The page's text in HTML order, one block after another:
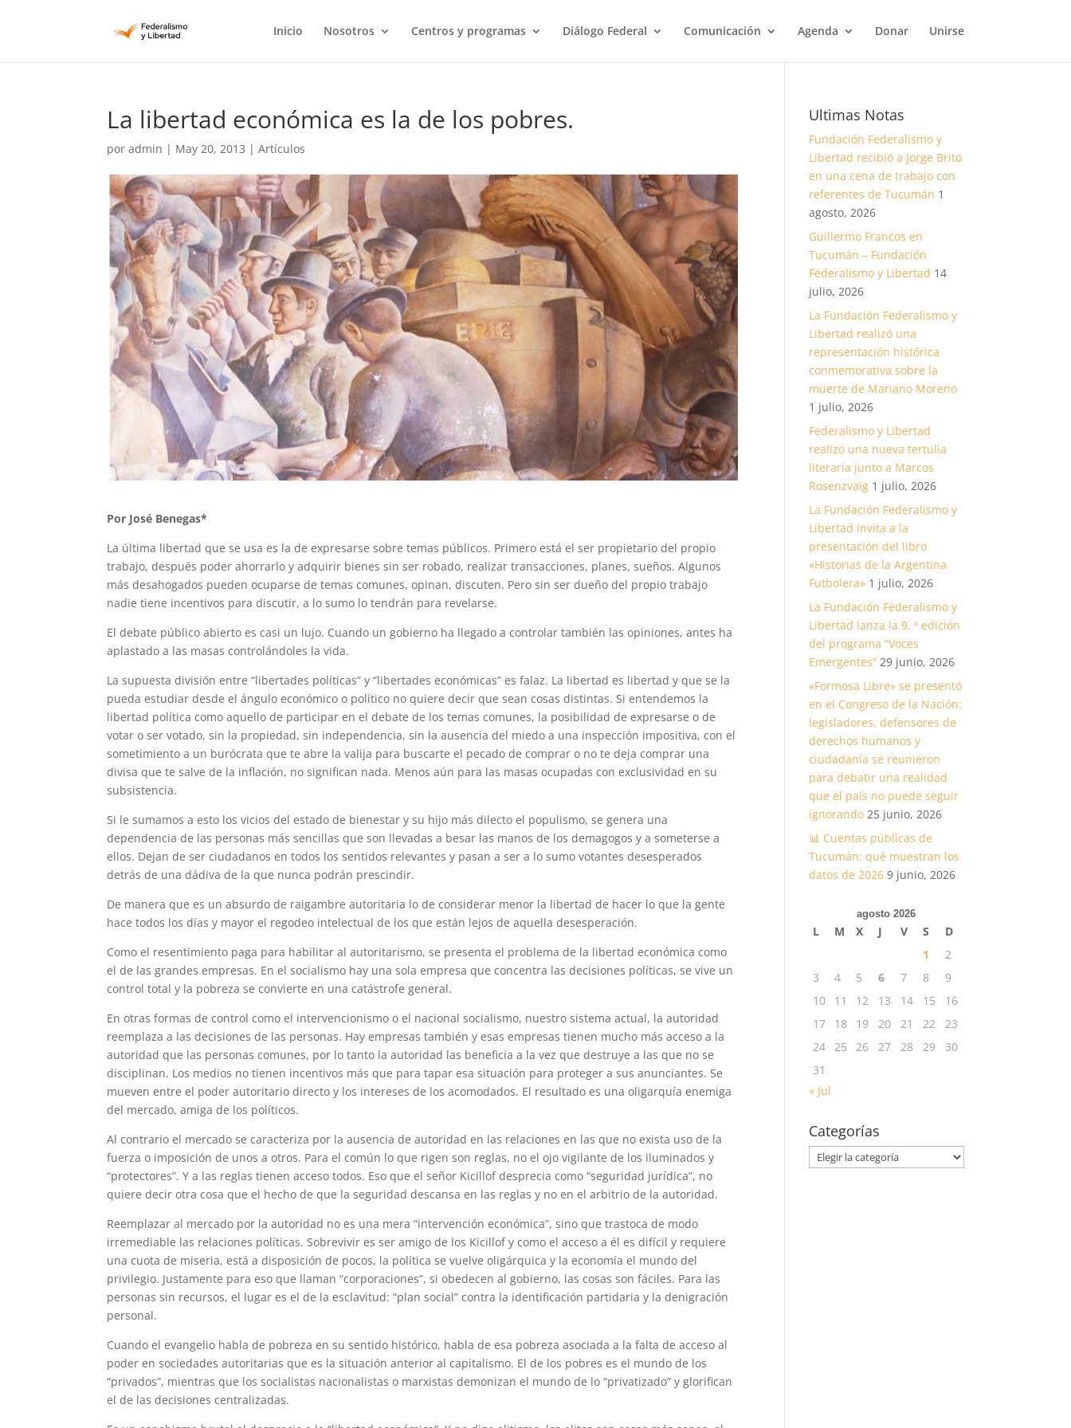
Inicio Nosotros Centros y programas Diálogo Federal Comunicación Agenda Donar Unirse
La libertad económica es la de los pobres.
poradmin | May 20, 2013 |Artículos
Por José Benegas*
La última libertad que se usa es la de expresarse sobre temas públicos. Primero está el ser propietario del propio
trabajo, después poder ahorrarlo y adquirir bienes sin ser robado, realizar transacciones, planes, sueños. Algunos
más desahogados pueden ocuparse de temas comunes, opinan, discuten. Pero sin ser dueño del propio trabajo
nadie tiene incentivos para discutir, a lo sumo lo tendrán para revelarse.
El debate público abierto es casi un lujo. Cuando un gobierno ha llegado a controlar también las opiniones, antes ha
aplastado a las masas controlándoles la vida.
La supuesta división entre “libertades políticas” y “libertades económicas” es falaz. La libertad es libertad y que se la
pueda estudiar desde el ángulo económico o político no quiere decir que sean cosas distintas. Si entendemos la
libertad política como aquello de participar en el debate de los temas comunes, la posibilidad de expresarse o de
votar o ser votado, sin la propiedad, sin independencia, sin la ausencia del miedo a una inspección impositiva, con el
sometimiento a un burócrata que te abre la valija para buscarte el pecado de comprar o no te deja comprar una
divisa que te salve de la inflación, no significan nada. Menos aún para las masas ocupadas con exclusividad en su
subsistencia.
Si le sumamos a esto los vicios del estado de bienestar y su hijo más dilecto el populismo, se genera una
dependencia de las personas más sencillas que son llevadas a besar las manos de los demagogos y a someterse a
ellos. Dejan de ser ciudadanos en todos los sentidos relevantes y pasan a ser a lo sumo votantes desesperados
detrás de una dádiva de la que nunca podrán prescindir.
De manera que es un absurdo de raigambre autoritaria lo de considerar menor la libertad de hacer lo que la gente
hace todos los días y mayor el regodeo intelectual de los que están lejos de aquella desesperación.
Como el resentimiento paga para habilitar al autoritarismo, se presenta el problema de la libertad económica como
el de las grandes empresas. En el socialismo hay una sola empresa que concentra las decisiones políticas, se vive un
control total y la pobreza se convierte en una catástrofe general.
En otras formas de control como el intervencionismo o el nacional socialismo, nuestro sistema actual, la autoridad
reemplaza a las decisiones de las personas. Hay empresas también y esas empresas tienen mucho más acceso a la
autoridad que las personas comunes, por lo tanto la autoridad las beneficia a la vez que destruye a las que no se
disciplinan. Los medios no tienen incentivos más que para tapar esa situación para proteger a sus anunciantes. Se
mueven entre el poder autoritario directo y los intereses de los acomodados. El resultado es una oligarquía enemiga
del mercado, amiga de los políticos.
Al contrario el mercado se caracteriza por la ausencia de autoridad en las relaciones en las que no exista uso de la
fuerza o imposición de unos a otros. Para el común lo que rigen son reglas, no el ojo vigilante de los iluminados y
“protectores”. Y a las reglas tienen acceso todos. Eso que el señor Kicillof desprecia como “seguridad jurídica”, no
quiere decir otra cosa que el hecho de que la seguridad descansa en las reglas y no en el arbitrio de la autoridad.
Reemplazar al mercado por la autoridad no es una mera “intervención económica”, sino que trastoca de modo
irremediable las relaciones políticas. Sobrevivir es ser amigo de los Kicillof y como el acceso a él es difícil y requiere
una cuota de miseria, está a disposición de pocos, la política se vuelve oligárquica y la economía el mundo del
privilegio. Justamente para eso que llaman “corporaciones”, si obedecen al gobierno, las cosas son fáciles. Para las
personas sin recursos, el lugar es el de la esclavitud: “plan social” contra la identificación partidaria y la denigración
personal.
Cuando el evangelio habla de pobreza en su sentido histórico, habla de esa pobreza asociada a la falta de acceso al
poder en sociedades autoritarias que es la situación anterior al capitalismo. El de los pobres es el mundo de los
“privados”, mientras que los socialistas nacionalistas o marxistas demonizan el mundo de lo “privatizado” y glorifican
el de las decisiones centralizadas.
Ultimas Notas
Fundación Federalismo y
Libertad recibió a Jorge Brito
en una cena de trabajo con
referentes de Tucumán 1
agosto, 2026
Guillermo Francos en
Tucumán – Fundación
Federalismo y Libertad 14
julio, 2026
La Fundación Federalismo y
Libertad realizó una
representación histórica
conmemorativa sobre la
muerte de Mariano Moreno
1 julio, 2026
Federalismo y Libertad
realizó una nueva tertulia
literaria junto a Marcos
Rosenzvaig 1 julio, 2026
La Fundación Federalismo y
Libertad invita a la
presentación del libro
«Historias de la Argentina
Futbolera» 1 julio, 2026
La Fundación Federalismo y
Libertad lanza la 9. ª edición
del programa “Voces
Emergentes” 29 junio, 2026
«Formosa Libre» se presentó
en el Congreso de la Nación:
legisladores, defensores de
derechos humanos y
ciudadanía se reunieron
para debatir una realidad
que el país no puede seguir
ignorando 25 junio, 2026
📊 Cuentas públicas de
Tucumán: qué muestran los
datos de 2026 9 junio, 2026
agosto 2026
L M X J V S
D
1
2
3
4 5 6 7 8
9
10
11 12 13 14 15
16
17
18 19 20 21 22
23
24 25 26 27 28 29
30
31
« Jul
Categorías
Categorías